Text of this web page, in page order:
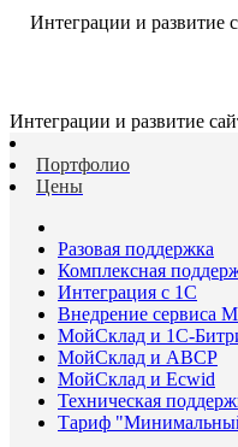
Интеграции и развитие
Интеграции и развитие
Портфолио
Цены
Разовая поддержка
Комплексная
Интеграция с 1С
Внедрение сервиса
МойСклад и 1С-
МойСклад и ABCP
МойСклад и Ecwid
Техническая
Тариф